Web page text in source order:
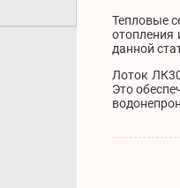
Тепловые
отопления
данной
Лоток
Это